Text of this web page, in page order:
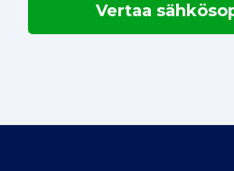
Vertaa